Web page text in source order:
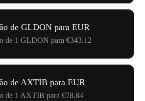
de GLDON para EUR
de 1 GLDON para €343.12
de AXTIB para EUR
de 1 AXTIB para €78.84